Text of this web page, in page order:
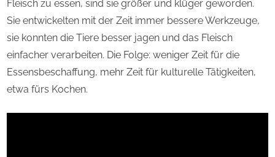
Fleisch zu essen, sind sie größer und klüger geworden.
Sie entwickelten mit der Zeit immer bessere Werkzeuge,
sie konnten die Tiere besser jagen und das Fleisch
einfacher verarbeiten. Die Folge: weniger Zeit für die
Essensbeschaffung, mehr Zeit für kulturelle Tätigkeiten,
etwa fürs Kochen.